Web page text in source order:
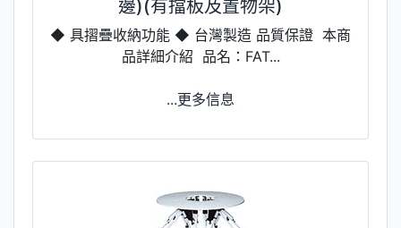
邊)(有擋板及置物架)
◆ 具摺疊收納功能 ◆ 台灣製造 品質保證 本商
品詳細介紹 品名：FAT...
...更多信息